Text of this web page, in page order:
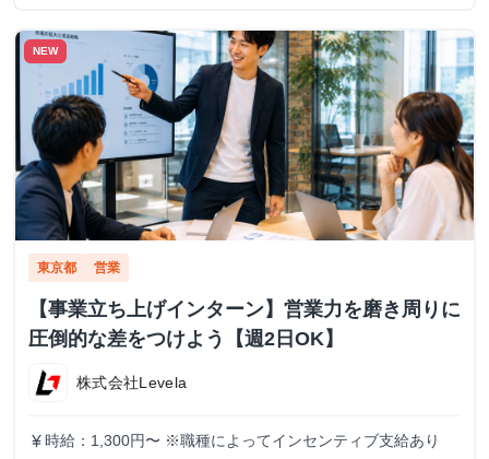
NEW
東京都 営業
【事業立ち上げインターン】営業力を磨き周りに
圧倒的な差をつけよう【週2日OK】
株式会社Levela
currency_yen 時給：1,300円〜 ※職種によってインセンティブ支給あり